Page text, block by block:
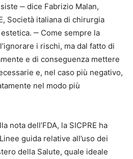
‒ dice Fabrizio Malan,
Società italiana di chirurgia
‒ Come sempre la
i rischi, ma dal fatto di
e di conseguenza mettere
e, nel caso più negativo,
nel modo più
nota dell’FDA, la SICPRE ha
guida relative all’uso dei
della Salute, quale ideale